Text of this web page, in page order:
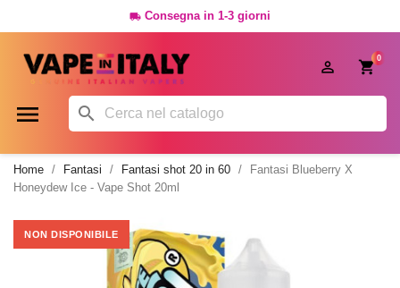
 Consegna in 1-3 giorni
0

 
Home Fantasi Fantasi shot 20 in 60
Fantasi Blueberry X
Honeydew Ice - Vape Shot 20ml
NON DISPONIBILE